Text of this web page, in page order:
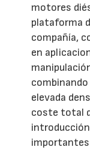
motores
plataforma
compañía,
en
elevada
coste total